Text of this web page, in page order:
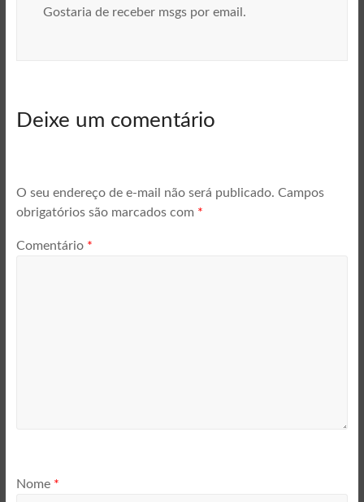
Gostaria de receber msgs por email.
Deixe um comentário
O seu endereço de e-mail não será publicado. Campos
obrigatórios são marcados com *
Comentário *
Nome *